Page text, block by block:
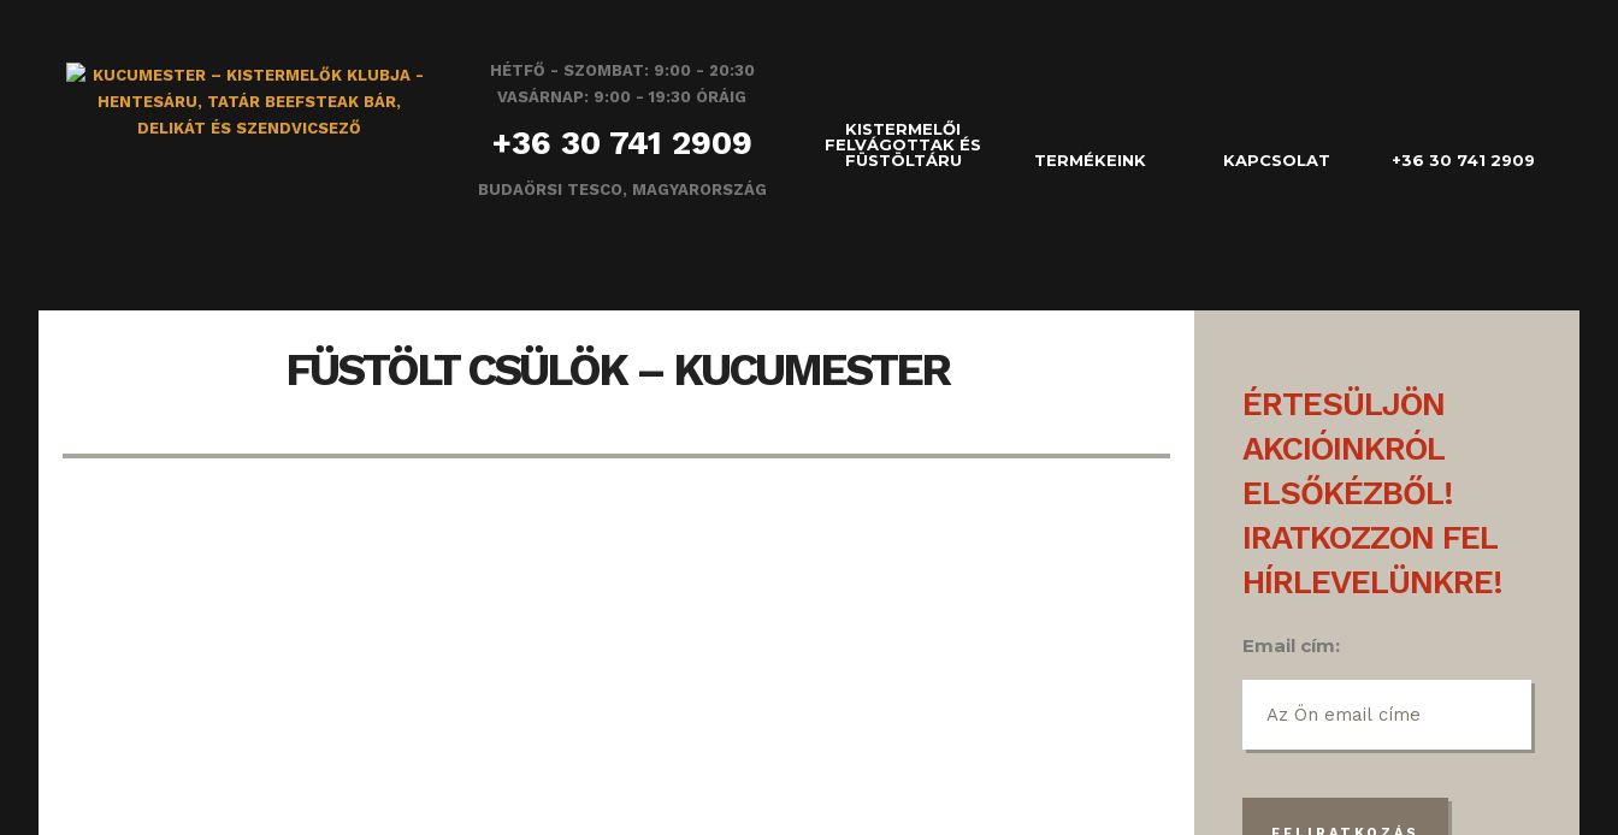
HÉTFŐ - SZOMBAT: 9:00 - 20:30
VASÁRNAP: 9:00 - 19:30 ÓRÁIG
+36 30 741 2909
BUDAÖRSI TESCO, MAGYARORSZÁG
KISTERMELŐI
FELVÁGOTTAK ÉS
FÜSTÖLTÁRU
TERMÉKEINK KAPCSOLAT +36 30 741 2909
FÜSTÖLT CSÜLÖK – KUCUMESTER
ÉRTESÜLJÖN
AKCIÓINKRÓL
ELSŐKÉZBŐL!
IRATKOZZON FEL
HÍRLEVELÜNKRE!
Email cím: